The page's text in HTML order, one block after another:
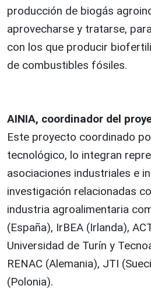
producción de biogás
aprovecharse y tratarse,
con los que producir
de combustibles fósiles.
AINIA, coordinador del
Este proyecto coordinado
tecnológico, lo integran
asociaciones industriales e
investigación relacionadas
industria agroalimentaria
(España), IrBEA (Irlanda),
Universidad de Turín y
RENAC (Alemania), JTI
(Polonia).